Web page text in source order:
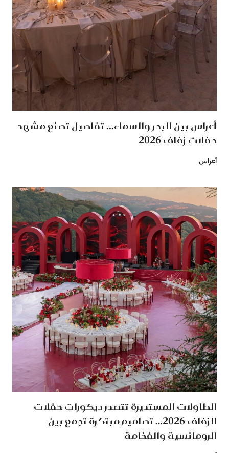
أعراس بين البحر والسماء... تفاصيل تصنع مشهد
حفلات زفاف 2026
أعراس
الطاولات المستديرة تتصدر ديكورات حفلات
الزفاف 2026… تصاميم مبتكرة تجمع بين
الرومانسية والفخامة